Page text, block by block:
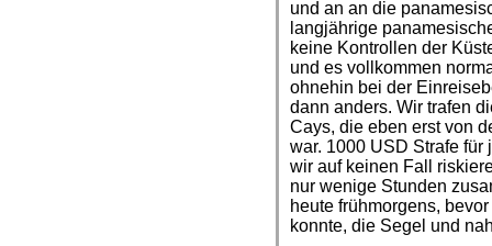
und an an die
langjährige
keine Kontrollen der
und es vollkommen
ohnehin bei der
dann anders. Wir trafen
Cays, die eben erst von
war. 1000 USD Strafe
wir auf keinen Fall
nur wenige Stunden
heute frühmorgens,
konnte, die Segel und